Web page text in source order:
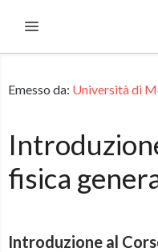
Espandi
Emesso da: Università di
fisica
Introduzione al